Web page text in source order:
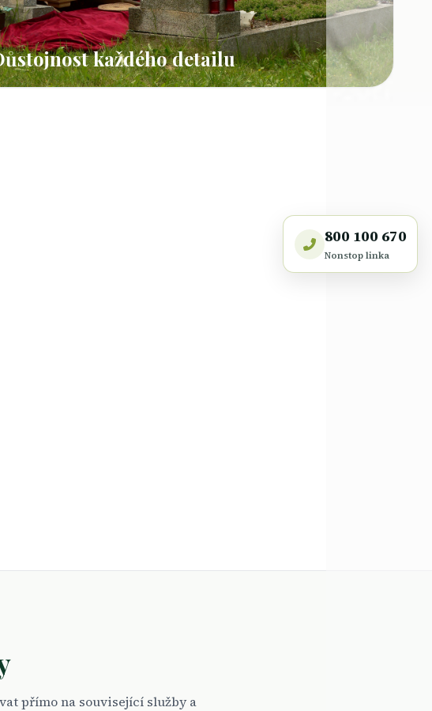
800 100 670
Nonstop linka
každého detailu
přímo na související služby a